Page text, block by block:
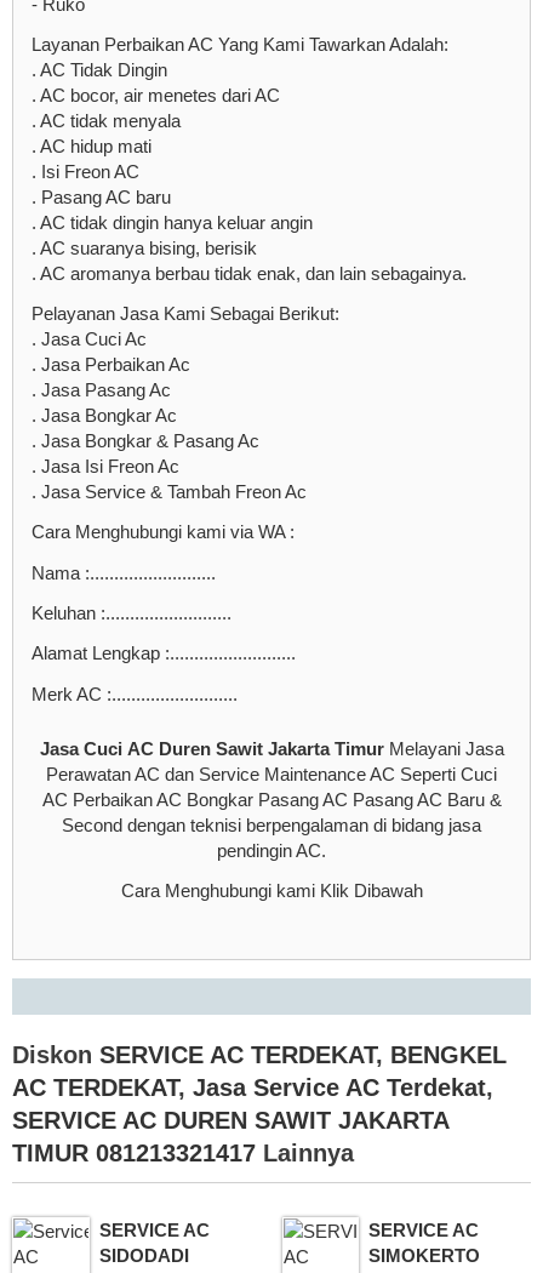
Layanan Perbaikan AC Yang Kami Tawarkan Adalah:
. AC Tidak Dingin
. AC bocor, air menetes dari AC
. AC tidak menyala
. AC hidup mati
. Isi Freon AC
. Pasang AC baru
. AC tidak dingin hanya keluar angin
. AC suaranya bising, berisik
. AC aromanya berbau tidak enak, dan lain sebagainya.
Pelayanan Jasa Kami Sebagai Berikut:
. Jasa Cuci Ac
. Jasa Perbaikan Ac
. Jasa Pasang Ac
. Jasa Bongkar Ac
. Jasa Bongkar & Pasang Ac
. Jasa Isi Freon Ac
. Jasa Service & Tambah Freon Ac
Cara Menghubungi kami via WA :
Nama :..........................
Keluhan :..........................
Alamat Lengkap :..........................
Merk AC :..........................
Jasa Cuci AC Duren Sawit Jakarta TimurMelayani Jasa
Perawatan AC dan Service Maintenance AC Seperti Cuci
AC Perbaikan AC Bongkar Pasang AC Pasang AC Baru &
Second dengan teknisi berpengalaman di bidang jasa
pendingin AC.
Cara Menghubungi kami Klik Dibawah
Diskon SERVICE AC TERDEKAT, BENGKEL
AC TERDEKAT, Jasa Service AC Terdekat,
SERVICE AC DUREN SAWIT JAKARTA
TIMUR 081213321417 Lainnya
SERVICE AC
SIDODADI
SERVICE AC
SIMOKERTO